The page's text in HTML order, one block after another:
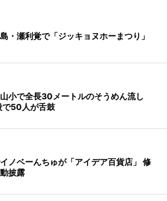
・瀬利覚で「ジッキョヌホーまつり」
小で全長30メートルのそうめん流し
で50人が舌鼓
ノベーんちゅが「アイデア百貨店」 修
披露